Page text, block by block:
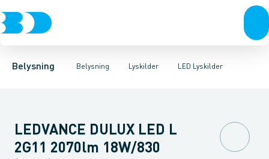
Belysning Belysning
Belysning Lyskilder
LyskilderBelysningsarmaturerLysstyringTilbehør til
LED Lyskilder
LED Lyskilder LysrørUV-LampeMetalhalogen
LEDVANCE DULUX LED L
2G11 2070lm 18W/830